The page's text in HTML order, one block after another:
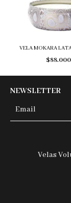
VELA MOKARA
$88.000
NEWSLETTER
Velas